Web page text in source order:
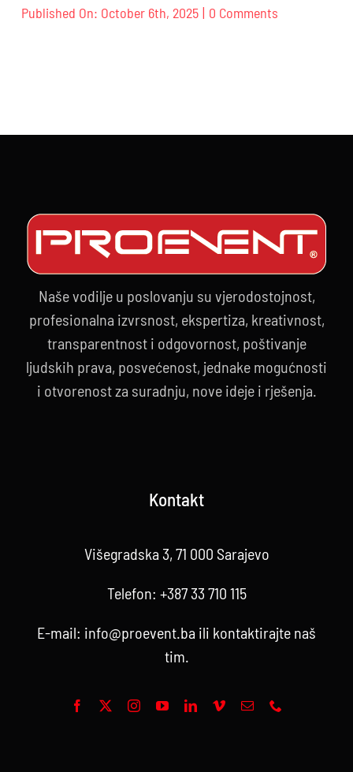
Published On: October 6th, 2025 | 0 Comments
Naše vodilje u poslovanju su vjerodostojnost,
profesionalna izvrsnost, ekspertiza, kreativnost,
transparentnost i odgovornost, poštivanje
ljudskih prava, posvećenost, jednake mogućnosti
i otvorenost za suradnju, nove ideje i rješenja.
Kontakt
Višegradska 3, 71 000 Sarajevo
Telefon: +387 33 710 115
E-mail: info@proevent.ba ili kontaktirajte naš
tim.